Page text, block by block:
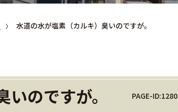
水道の水が塩素（カルキ）臭いのですが。
のですが。 PAGE-ID:1280